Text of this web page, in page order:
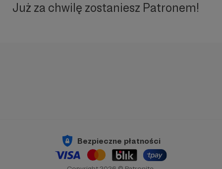
Już za chwilę zostaniesz Patronem!
Bezpieczne płatności